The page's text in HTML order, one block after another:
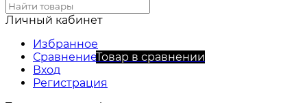
Личный кабинет
Избранное
СравнениеТовар в сравнении
Вход
Регистрация